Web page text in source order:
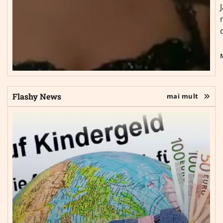
Flashy News mai mult